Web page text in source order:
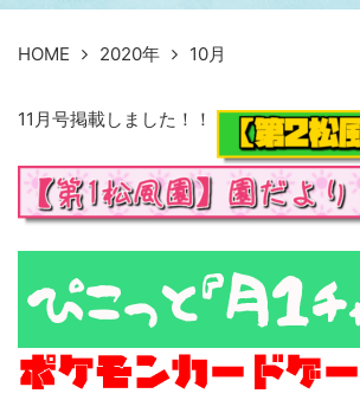
HOME 2020年 10月
11月号掲載しました！！